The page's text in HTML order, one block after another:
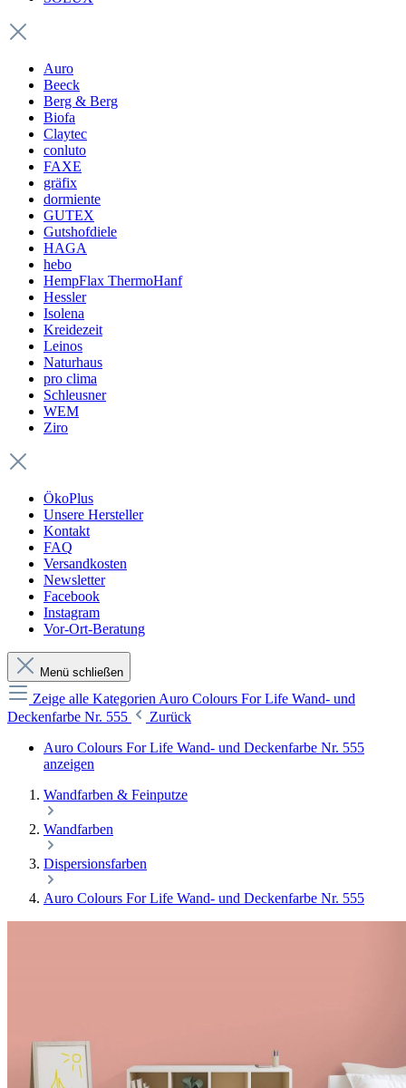
Auro
Beeck
Berg & Berg
Biofa
Claytec
conluto
FAXE
gräfix
dormiente
GUTEX
Gutshofdiele
HAGA
hebo
HempFlax ThermoHanf
Hessler
Isolena
Kreidezeit
Leinos
Naturhaus
pro clima
Schleusner
WEM
Ziro
ÖkoPlus
Unsere Hersteller
Kontakt
FAQ
Versandkosten
Newsletter
Facebook
Instagram
Vor-Ort-Beratung
Menü schließen
Zeige alle Kategorien Auro Colours For Life Wand- und
Deckenfarbe Nr. 555
Zurück
Auro Colours For Life Wand- und Deckenfarbe Nr. 555
anzeigen
Wandfarben & Feinputze
Wandfarben
Dispersionsfarben
Auro Colours For Life Wand- und Deckenfarbe Nr. 555